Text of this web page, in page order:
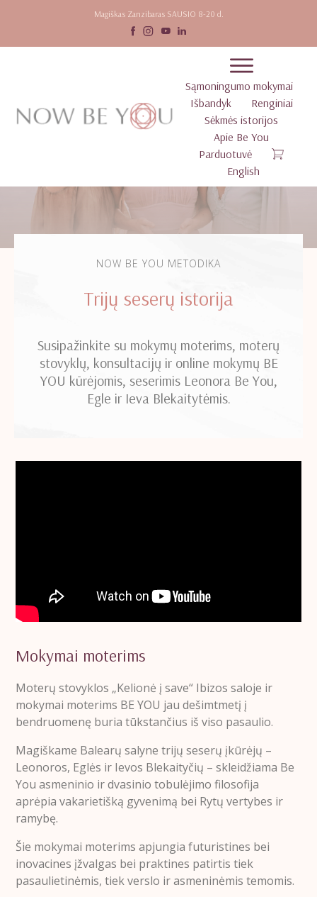
Magiškas Zanzibaras SAUSIO 8-20 d.
Sąmoningumo mokymai
Išbandyk
Renginiai
Sėkmės istorijos
Apie Be You
Parduotuvė
English
NOW BE YOU METODIKA
Trijų seserų istorija
Susipažinkite su mokymų moterims, moterų
stovyklų, konsultacijų ir online mokymų BE
YOU kūrėjomis, seserimis Leonora Be You,
Egle ir Ieva Blekaitytėmis.
Mokymai moterims
Moterų stovyklos „Kelionė į save“ Ibizos saloje ir
mokymai moterims BE YOU jau dešimtmetį į
bendruomenę buria tūkstančius iš viso pasaulio.
Magiškame Balearų salyne trijų seserų įkūrėjų –
Leonoros, Eglės ir Ievos Blekaityčių – skleidžiama Be
You asmeninio ir dvasinio tobulėjimo filosofija
aprėpia vakarietišką gyvenimą bei Rytų vertybes ir
ramybę.
Šie mokymai moterims apjungia futuristines bei
inovacines įžvalgas bei praktines patirtis tiek
pasaulietinėmis, tiek verslo ir asmeninėmis temomis.